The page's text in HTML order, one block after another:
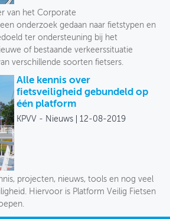
van het Corporate
onderzoek gedaan naar fietstypen en
ter ondersteuning bij het
of bestaande verkeerssituatie
verschillende soorten fietsers.
Alle kennis over
fietsveiligheid gebundeld op
één platform
KPVV - Nieuws 12-08-2019
projecten, nieuws, tools en nog veel
Hiervoor is Platform Veilig Fietsen